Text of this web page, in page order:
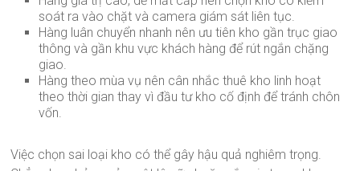
soát ra vào chặt và camera giám sát liên tục.
Hàng luân chuyển nhanh nên ưu tiên kho gần trục giao
thông và gần khu vực khách hàng để rút ngắn chặng
giao.
Hàng theo mùa vụ nên cân nhắc thuê kho linh hoạt
theo thời gian thay vì đầu tư kho cố định để tránh chôn
vốn.
Việc chọn sai loại kho có thể gây hậu quả nghiêm trọng.